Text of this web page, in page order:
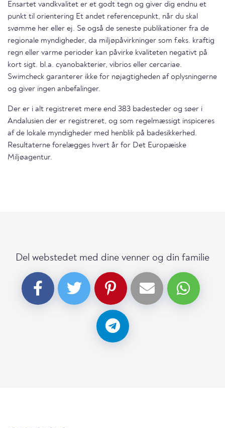
Ensartet vandkvalitet er et godt tegn og giver dig endnu et
punkt til orientering Et andet referencepunkt, når du skal
svømme her eller ej. Se også de seneste publikationer fra de
regionale myndigheder, da miljøpåvirkninger som f.eks. kraftig
regn eller varme perioder kan påvirke kvaliteten negativt på
kort sigt. bl.a. cyanobakterier, vibrios eller cercariae.
Swimcheck garanterer ikke for nøjagtigheden af oplysningerne
og giver ingen anbefalinger.
Der er i alt registreret mere end 383 badesteder og søer i
Andalusien der er registreret, og som regelmæssigt inspiceres
af de lokale myndigheder med henblik på badesikkerhed.
Resultaterne forelægges hvert år for Det Europæiske
Miljøagentur.
Del webstedet med dine venner og din familie